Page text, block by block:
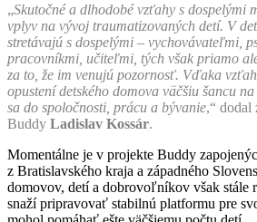
„Skutočné a dlhodobé vzťahy s dospelými
vplyv na vývoj traumatizovaných detí. V
stretávajú s dospelými – vychovávateľmi,
pracovníkmi, učiteľmi, tých však priamo
za to, že im venujú pozornosť. Vďaka
opustení detského domova väčšiu šancu
sa do spoločnosti, prácu a bývanie,“ dodal
Buddy Ladislav Kossár.
Momentálne je v projekte Buddy
z Bratislavského kraja a západného
domovov, detí a dobrovoľníkov však stále
snaží pripravovať stabilnú platformu pre